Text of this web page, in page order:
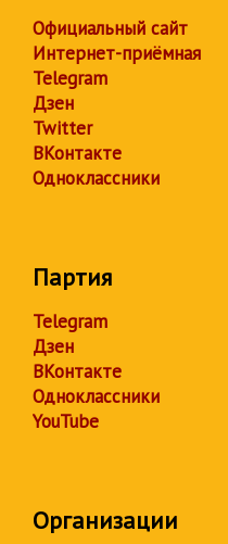
Официальный сайт
Интернет-приёмная
Telegram
Дзен
Twitter
ВКонтакте
Одноклассники
Партия
Telegram
Дзен
ВКонтакте
Одноклассники
YouTube
Организации